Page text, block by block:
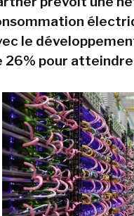
le
26% pour